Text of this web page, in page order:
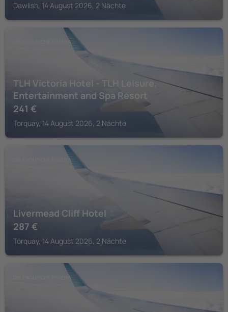
Dawlish, 14 August 2026, 2 Nächte
DIE ENGLISCHE RIVIERA
TLH Victoria Hotel - TLH Leisure,
Entertainment and Spa Resort
241 €
Torquay, 14 August 2026, 2 Nächte
DIE ENGLISCHE RIVIERA
Livermead Cliff Hotel
287 €
Torquay, 14 August 2026, 2 Nächte
DIE ENGLISCHE RIVIERA